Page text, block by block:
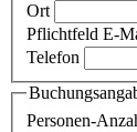
Ort
Pflichtfeld E-
Telefon
Personen-